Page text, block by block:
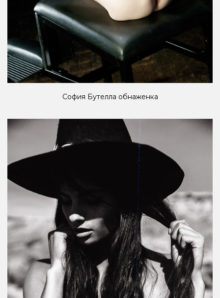
София Бутелла обнаженка